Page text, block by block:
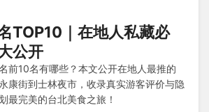
TOP10｜在地人私藏必
公开
前10名有哪些？本文公开在地人最推的
康街到士林夜市，收录真实游客评价与隐
最完美的台北美食之旅！